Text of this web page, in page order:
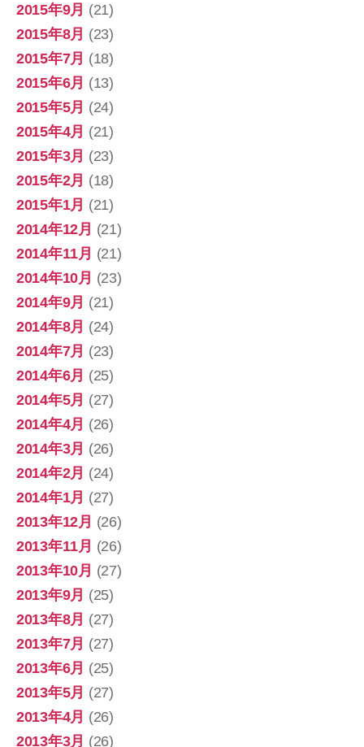
2015年9月 (21)
2015年8月 (23)
2015年7月 (18)
2015年6月 (13)
2015年5月 (24)
2015年4月 (21)
2015年3月 (23)
2015年2月 (18)
2015年1月 (21)
2014年12月 (21)
2014年11月 (21)
2014年10月 (23)
2014年9月 (21)
2014年8月 (24)
2014年7月 (23)
2014年6月 (25)
2014年5月 (27)
2014年4月 (26)
2014年3月 (26)
2014年2月 (24)
2014年1月 (27)
2013年12月 (26)
2013年11月 (26)
2013年10月 (27)
2013年9月 (25)
2013年8月 (27)
2013年7月 (27)
2013年6月 (25)
2013年5月 (27)
2013年4月 (26)
2013年3月 (26)